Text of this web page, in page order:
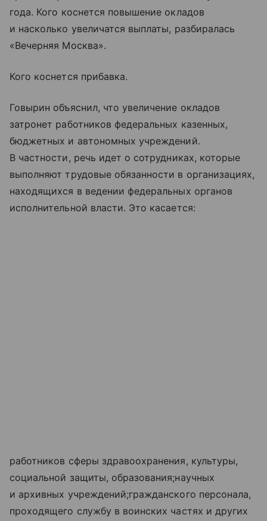
года. Кого коснется повышение окладов
и насколько увеличатся выплаты, разбиралась
«Вечерняя Москва».
Кого коснется прибавка.
Говырин объяснил, что увеличение окладов
затронет работников федеральных казенных,
бюджетных и автономных учреждений.
В частности, речь идет о сотрудниках, которые
выполняют трудовые обязанности в организациях,
находящихся в ведении федеральных органов
исполнительной власти. Это касается:
работников сферы здравоохранения, культуры,
социальной защиты, образования;научных
и архивных учреждений;гражданского персонала,
проходящего службу в воинских частях и других